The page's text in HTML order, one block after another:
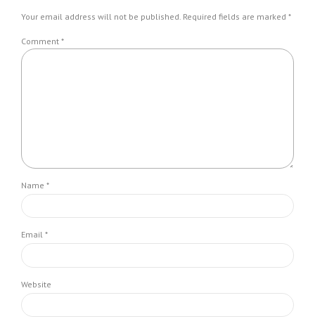
Your email address will not be published. Required fields are marked *
Comment *
Name *
Email *
Website